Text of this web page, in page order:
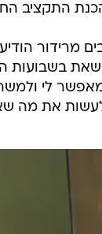
התקציב
מרידור
שאת בשבועות
לי
את מה